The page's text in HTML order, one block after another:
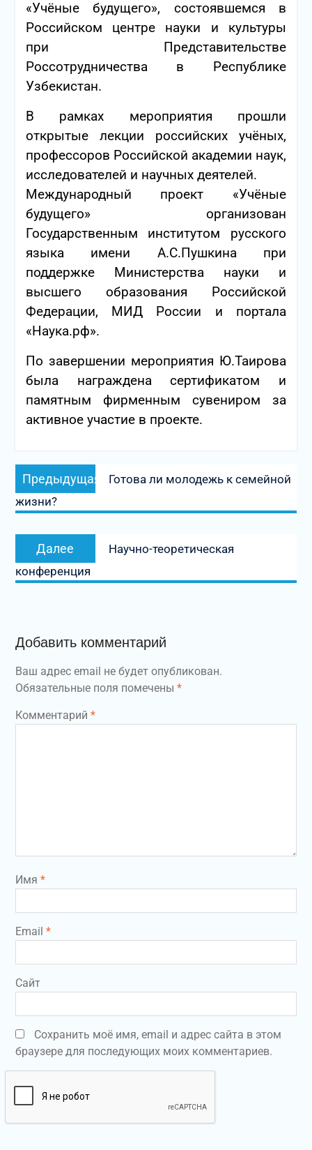
«Учёные будущего», состоявшемся в
Российском центре науки и культуры
при Представительстве
Россотрудничества в Республике
Узбекистан.
В рамках мероприятия прошли
открытые лекции российских учёных,
профессоров Российской академии наук,
исследователей и научных деятелей.
Международный проект «Учёные
будущего» организован
Государственным институтом русского
языка имени А.С.Пушкина при
поддержке Министерства науки и
высшего образования Российской
Федерации, МИД России и портала
«Наука.рф».
По завершении мероприятия Ю.Таирова
была награждена сертификатом и
памятным фирменным сувениром за
активное участие в проекте.
Навигация
по
записям
Предыдущая
запись:
Готова ли молодежь к семейной
жизни?
Далее
запись:
Научно-теоретическая
конференция
Добавить комментарий
Ваш адрес email не будет опубликован.
Обязательные поля помечены *
Комментарий *
Имя *
Email *
Сайт
Сохранить моё имя, email и адрес сайта в этом
браузере для последующих моих комментариев.